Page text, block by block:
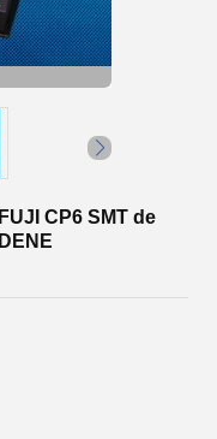
CP6 SMT de